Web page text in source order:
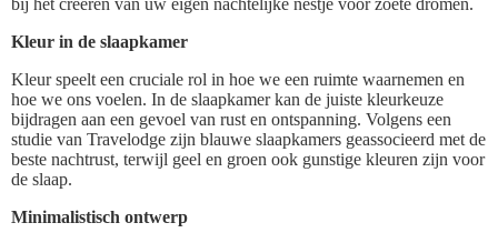
Kleur in de slaapkamer
Kleur speelt een cruciale rol in hoe we een ruimte waarnemen en
hoe we ons voelen. In de slaapkamer kan de juiste kleurkeuze
bijdragen aan een gevoel van rust en ontspanning. Volgens een
studie van Travelodge zijn blauwe slaapkamers geassocieerd met de
beste nachtrust, terwijl geel en groen ook gunstige kleuren zijn voor
de slaap.
Minimalistisch ontwerp